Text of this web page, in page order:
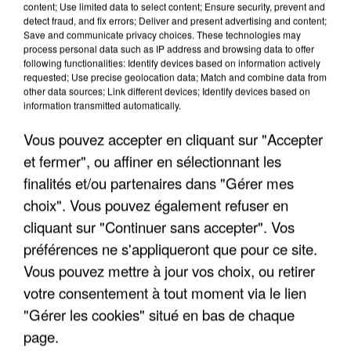
FRANCE
"JE SUIS À DISPOSITION DES
ENFOIRÉS"
"ON A TOUS LE TRAC"
"ON N'EST PAS DES PARENTS
PARFAITS"
content; Use limited data to select content; Ensure security, prevent and
detect fraud, and fix errors; Deliver and present advertising and content;
Save and communicate privacy choices. These technologies may
process personal data such as IP address and browsing data to offer
following functionalities: Identify devices based on information actively
requested; Use precise geolocation data; Match and combine data from
other data sources; Link different devices; Identify devices based on
information transmitted automatically.
Vous pouvez accepter en cliquant sur "Accepter
et fermer", ou affiner en sélectionnant les
finalités et/ou partenaires dans "Gérer mes
choix". Vous pouvez également refuser en
cliquant sur "Continuer sans accepter". Vos
préférences ne s'appliqueront que pour ce site.
Vous pouvez mettre à jour vos choix, ou retirer
votre consentement à tout moment via le lien
"Gérer les cookies" situé en bas de chaque
page.